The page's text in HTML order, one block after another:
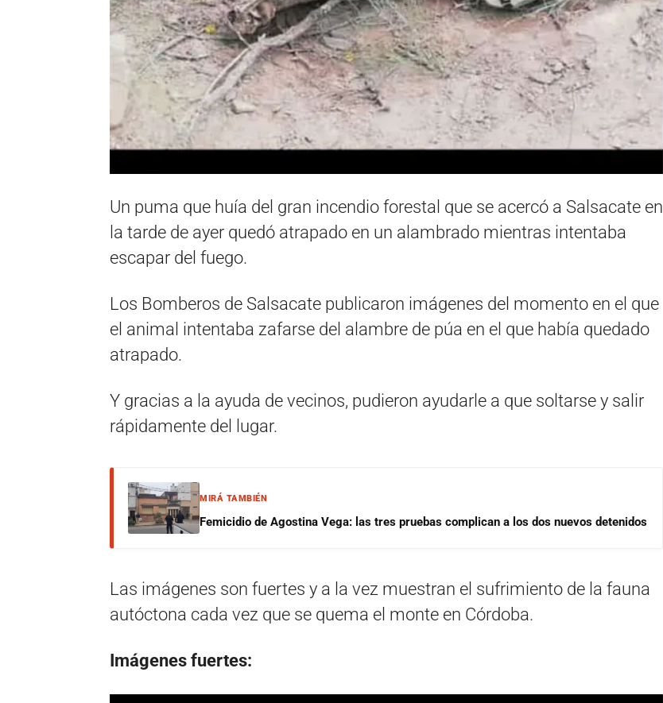
Un puma que huía del gran incendio forestal que se acercó a Salsacate en
la tarde de ayer quedó atrapado en un alambrado mientras intentaba
escapar del fuego.
Los Bomberos de Salsacate publicaron imágenes del momento en el que
el animal intentaba zafarse del alambre de púa en el que había quedado
atrapado.
Y gracias a la ayuda de vecinos, pudieron ayudarle a que soltarse y salir
rápidamente del lugar.
MIRÁ TAMBIÉN
Femicidio de Agostina Vega: las tres pruebas complican a los dos nuevos detenidos
Las imágenes son fuertes y a la vez muestran el sufrimiento de la fauna
autóctona cada vez que se quema el monte en Córdoba.
Imágenes fuertes: